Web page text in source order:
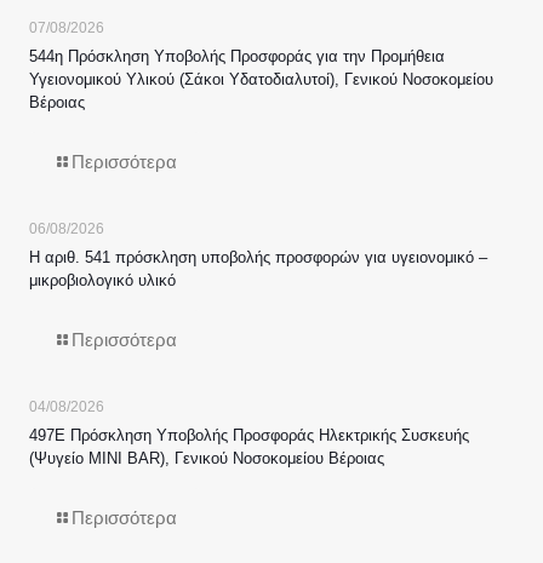
07/08/2026
544η Πρόσκληση Υποβολής Προσφοράς για την Προμήθεια
Υγειονομικού Υλικού (Σάκοι Υδατοδιαλυτοί), Γενικού Νοσοκομείου
Βέροιας
Περισσότερα
06/08/2026
Η αριθ. 541 πρόσκληση υποβολής προσφορών για υγειονομικό –
μικροβιολογικό υλικό
Περισσότερα
04/08/2026
497Ε Πρόσκληση Υποβολής Προσφοράς Ηλεκτρικής Συσκευής
(Ψυγείο MINI BAR), Γενικού Νοσοκομείου Βέροιας
Περισσότερα